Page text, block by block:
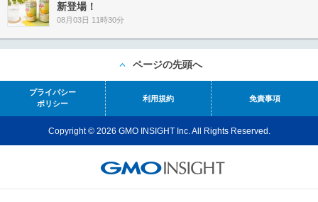
新登場！
08月03日 11時30分
ページの先頭へ
プライバシー
ポリシー
利用規約 免責事項
Copyright © 2026 GMO INSIGHT Inc. All Rights Reserved.